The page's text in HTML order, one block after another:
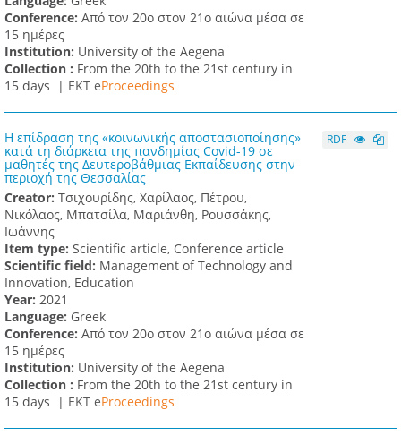
Conference: Από τον 20ο στον 21ο αιώνα μέσα σε
15 ημέρες
Institution: University of the Aegena
Collection : From the 20th to the 21st century in
15 days | ΕΚΤ eProceedings
Η επίδραση της «κοινωνικής αποστασιοποίησης»
κατά τη διάρκεια της πανδημίας Covid-19 σε
μαθητές της Δευτεροβάθμιας Εκπαίδευσης στην
περιοχή της Θεσσαλίας
Creator: Τσιχουρίδης, Χαρίλαος, Πέτρου,
Νικόλαος, Μπατσίλα, Μαριάνθη, Ρουσσάκης,
Ιωάννης
Item type: Scientific article, Conference article
Scientific field: Management of Technology and
Innovation, Education
Υear: 2021
Language: Greek
Conference: Από τον 20ο στον 21ο αιώνα μέσα σε
15 ημέρες
Institution: University of the Aegena
Collection : From the 20th to the 21st century in
15 days | ΕΚΤ eProceedings
RDF